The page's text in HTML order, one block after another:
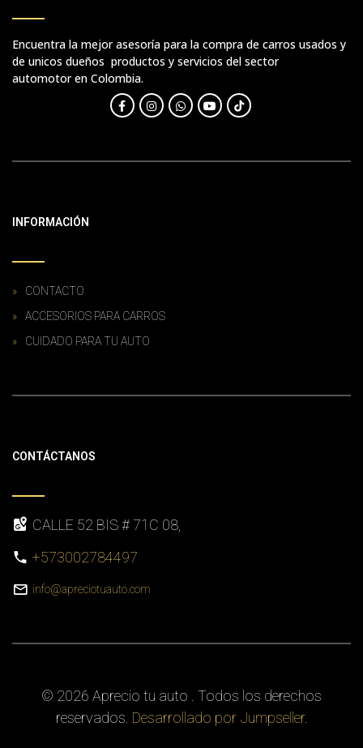
Encuentra la mejor asesoría para la compra de carros usados y
de unicos dueños productos y servicios del sector
automotor en Colombia.
INFORMACIÓN
CONTACTO
ACCESORIOS PARA CARROS
CUIDADO PARA TU AUTO
CONTÁCTANOS
CALLE 52 BIS # 71C 08,
+573002784497
info@apreciotuauto.com
© 2026 Aprecio tu auto . Todos los derechos
reservados. Desarrollado por Jumpseller.